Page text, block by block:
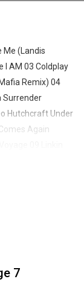
Me (Landis
I AM 03 Coldplay
Remix) 04
Surrender
Hutchcraft Under
Again
09 Linkin
(Dyro Remix)
7